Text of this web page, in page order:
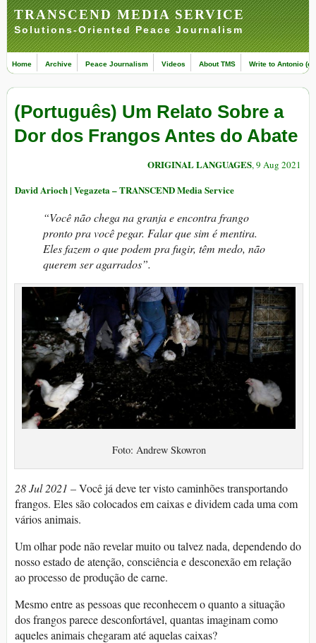
TRANSCEND MEDIA SERVICE
Solutions-Oriented Peace Journalism
Home Archive Peace Journalism Videos About TMS Write to Antonio
(Português) Um Relato Sobre a
Dor dos Frangos Antes do Abate
ORIGINAL LANGUAGES, 9 Aug 2021
David Arioch | Vegazeta – TRANSCEND Media Service
“Você não chega na granja e encontra frango
pronto pra você pegar. Falar que sim é mentira.
Eles fazem o que podem pra fugir, têm medo, não
querem ser agarrados”.
Foto: Andrew Skowron
28 Jul 2021 –Você já deve ter visto caminhões transportando
frangos. Eles são colocados em caixas e dividem cada uma com
vários animais.
Um olhar pode não revelar muito ou talvez nada, dependendo do
nosso estado de atenção, consciência e desconexão em relação
ao processo de produção de carne.
Mesmo entre as pessoas que reconhecem o quanto a situação
dos frangos parece desconfortável, quantas imaginam como
aqueles animais chegaram até aquelas caixas?